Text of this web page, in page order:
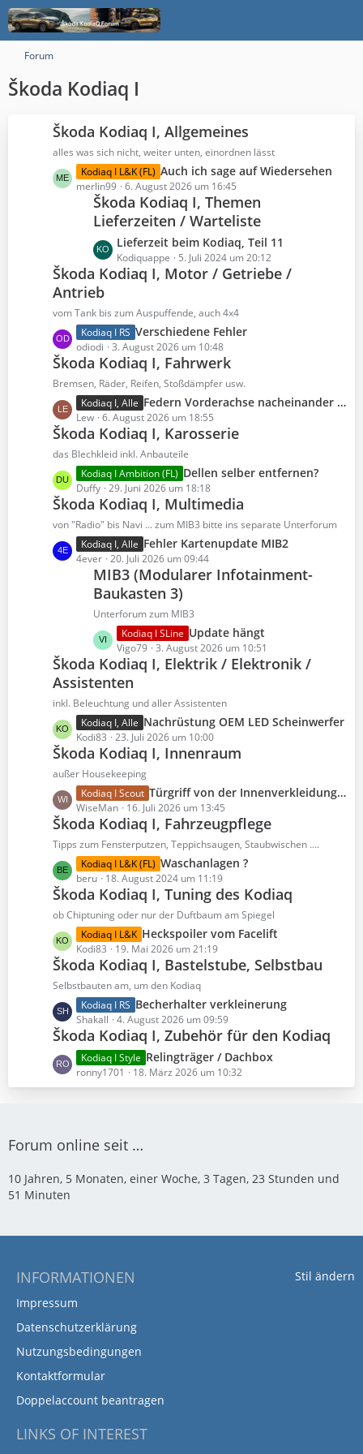
Forum
Škoda Kodiaq I
Škoda Kodiaq I, Allgemeines
alles was sich nicht, weiter unten, einordnen lässt
L
e
B
e
i
t
r
ä
g
e
Kodiaq I L&K (FL) Auch ich sage auf Wiedersehen
merlin99 6. August 2026 um 16:45
Škoda Kodiaq I, Themen
Lieferzeiten / Warteliste
L
e
t
z
e
B
e
i
t
r
ä
g
e
Lieferzeit beim Kodiaq, Teil 11
Kodiquappe 5. Juli 2024 um 20:12
Škoda Kodiaq I, Motor / Getriebe /
Antrieb
vom Tank bis zum Auspuffende, auch 4x4
L
e
t
z
e
B
i
t
r
ä
g
e
Kodiaq I RS Verschiedene Fehler
odiodi 3. August 2026 um 10:48
Škoda Kodiaq I, Fahrwerk
Bremsen, Räder, Reifen, Stoßdämpfer usw.
L
e
t
z
e
B
i
t
r
Kodiaq I, Alle Federn Vorderachse nacheinander in einer Nacht gebrochen
Lew 6. August 2026 um 18:55
Škoda Kodiaq I, Karosserie
das Blechkleid inkl. Anbauteile
L
e
t
z
e
g
e
Kodiaq I Ambition (FL) Dellen selber entfernen?
Duffy 29. Juni 2026 um 18:18
Škoda Kodiaq I, Multimedia
von "Radio" bis Navi ... zum MIB3 bitte ins separate Unterforum
L
e
e
i
t
r
ä
g
e
Kodiaq I, Alle Fehler Kartenupdate MIB2
4ever 20. Juli 2026 um 09:44
MIB3 (Modularer Infotainment-
Baukasten 3)
Unterforum zum MIB3
L
e
t
z
e
B
e
i
t
r
ä
g
e
Kodiaq I SLine Update hängt
Vigo79 3. August 2026 um 10:51
Škoda Kodiaq I, Elektrik / Elektronik /
Assistenten
inkl. Beleuchtung und aller Assistenten
L
e
t
z
e
B
i
t
r
ä
g
e
Kodiaq I, Alle Nachrüstung OEM LED Scheinwerfer
Kodi83 23. Juli 2026 um 10:00
Škoda Kodiaq I, Innenraum
außer Housekeeping
L
e
t
z
e
B
i
t
r
ä
g
e
Kodiaq I Scout Türgriff von der Innenverkleidung abgerissen
WiseMan 16. Juli 2026 um 13:45
Škoda Kodiaq I, Fahrzeugpflege
Tipps zum Fensterputzen, Teppichsaugen, Staubwischen ....
L
e
t
z
e
B
i
t
r
ä
g
e
Kodiaq I L&K (FL) Waschanlagen ?
beru 18. August 2024 um 11:19
Škoda Kodiaq I, Tuning des Kodiaq
ob Chiptuning oder nur der Duftbaum am Spiegel
L
e
t
z
e
B
i
e
Kodiaq I L&K Heckspoiler vom Facelift
Kodi83 19. Mai 2026 um 21:19
Škoda Kodiaq I, Bastelstube, Selbstbau
Selbstbauten am, um den Kodiaq
L
e
t
z
t
e
ä
g
Kodiaq I RS Becherhalter verkleinerung
Shakall 4. August 2026 um 09:59
Škoda Kodiaq I, Zubehör für den Kodiaq
L
e
t
B
i
t
ä
Kodiaq I Style Relingträger / Dachbox
ronny1701 18. März 2026 um 10:32
Forum online seit …
10 Jahren, 5 Monaten, einer Woche, 3 Tagen, 23 Stunden und
51 Minuten
Stil ändern
INFORMATIONEN
Impressum
Datenschutzerklärung
Nutzungsbedingungen
Kontaktformular
Doppelaccount beantragen
LINKS OF INTEREST